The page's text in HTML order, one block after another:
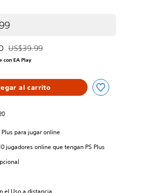
Rebajado del precio original de US$39.99
US$39.99
con EA Play
al carrito
Plus para jugar online
jugadores online que tengan PS Plus